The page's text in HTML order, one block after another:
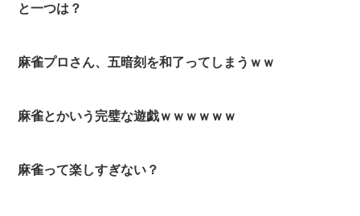
と一つは？
麻雀プロさん、五暗刻を和了ってしまうｗｗ
麻雀とかいう完璧な遊戯ｗｗｗｗｗｗ
麻雀って楽しすぎない？